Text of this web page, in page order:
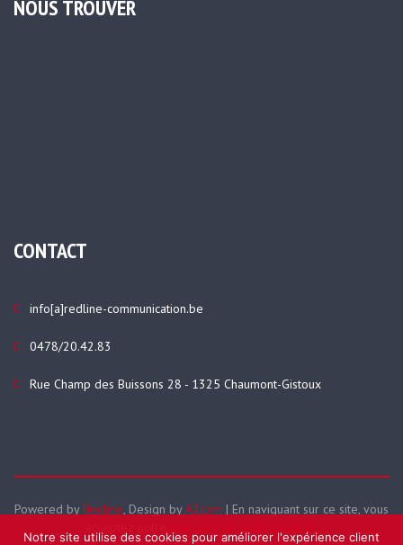
NOUS TROUVER
CONTACT
info[a]redline-communication.be
0478/20.42.83
Rue Champ des Buissons 28 - 1325 Chaumont-Gistoux
Powered by Redline, Design by A2com | En naviguant sur ce site, vous
Notre site utilise des cookies pour améliorer l'expérience client